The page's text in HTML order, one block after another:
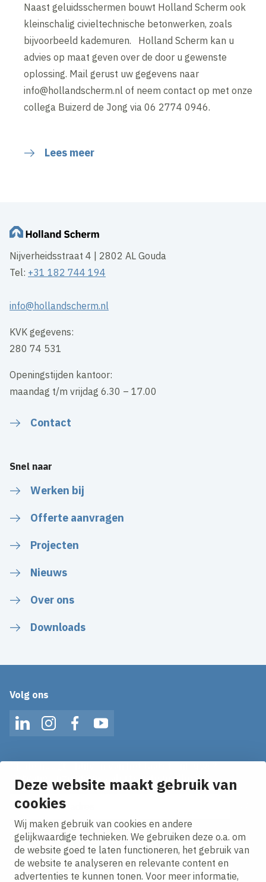
Deze website maakt gebruik van
cookies
Wij maken gebruik van cookies en andere
gelijkwaardige technieken. We gebruiken deze o.a. om
de website goed te laten functioneren, het gebruik van
de website te analyseren en relevante content en
advertenties te kunnen tonen. Voor meer informatie,
Naast geluidsschermen bouwt Holland Scherm ook
kleinschalig civieltechnische betonwerken, zoals
bijvoorbeeld kademuren. Holland Scherm kan u
advies op maat geven over de door u gewenste
oplossing. Mail gerust uw gegevens naar
info@hollandscherm.nl of neem contact op met onze
collega Buizerd de Jong via 06 2774 0946.
Lees meer
Nijverheidsstraat 4 | 2802 AL Gouda
Tel: +31 182 744 194
info@hollandscherm.nl
KVK gegevens:
280 74 531
Openingstijden kantoor:
maandag t/m vrijdag 6.30 – 17.00
Contact
Snel naar
Werken bij
Offerte aanvragen
Projecten
Nieuws
Over ons
Downloads
Volg ons
LinkedInInstagramFacebookYouTube
Ontvang onze nieuws alerts in je mailbox!
E-mailadres
Ik ga akkoord met hetprivacy statement.